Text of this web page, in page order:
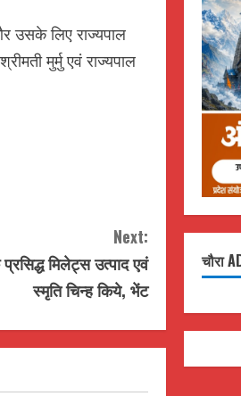
उसके लिए राज्यपाल
मुर्मु एवं राज्यपाल
Next:
मिलेट्स उत्पाद एवं
स्मृति चिन्ह किये, भेंट
चौरा